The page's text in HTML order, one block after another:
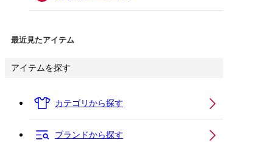
最近見たアイテム
アイテムを探す
カテゴリから探す
ブランドから探す